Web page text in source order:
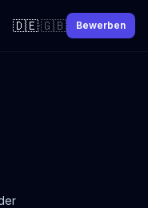
🇩🇪·🇬🇧 Bewerben